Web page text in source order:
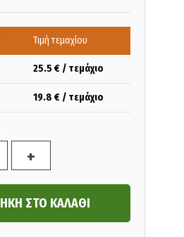
Τιμή τεμαχίου
25.5 € / τεμάχιο
19.8 € / τεμάχιο
+